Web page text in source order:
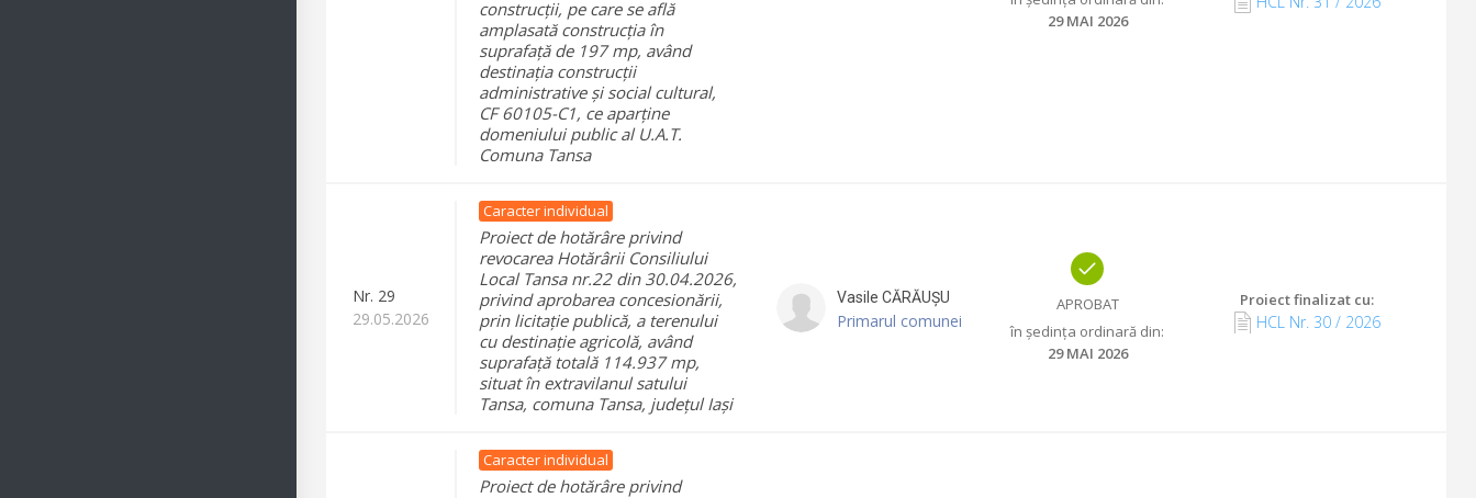
construcții, pe care se află
amplasată construcția în
suprafață de 197 mp, având
destinația construcții
administrative și social cultural,
CF 60105-C1, ce aparține
domeniului public al U.A.T.
Comuna Tansa
29 MAI 2026
Nr. 29
29.05.2026
Caracter individual
Proiect de hotărâre privind
revocarea Hotărârii Consiliului
Local Tansa nr.22 din 30.04.2026,
privind aprobarea concesionării,
prin licitație publică, a terenului
cu destinație agricolă, având
suprafață totală 114.937 mp,
situat în extravilanul satului
Tansa, comuna Tansa, județul Iași
Vasile CĂRĂUȘU
Primarul comunei
APROBAT
în ședința ordinară din:
29 MAI 2026
Proiect finalizat cu:
HCL Nr. 30/ 2026
Caracter individual
Proiect de hotărâre privind